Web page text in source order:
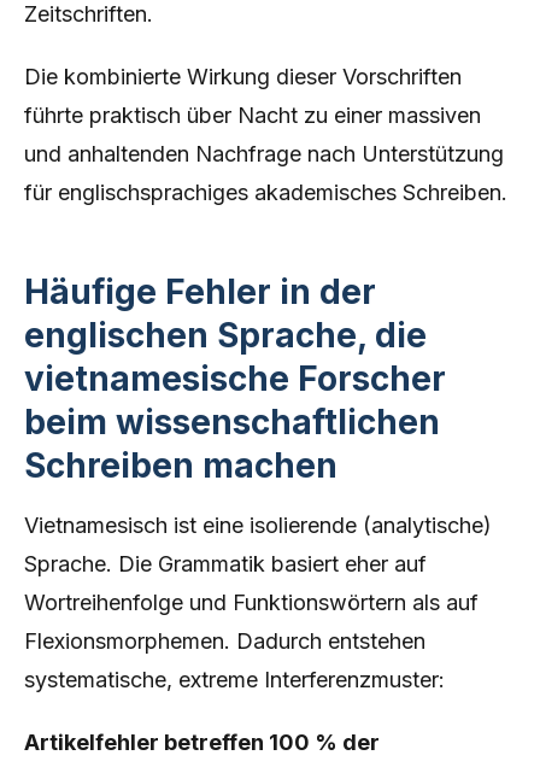
Zeitschriften.
Die kombinierte Wirkung dieser Vorschriften
führte praktisch über Nacht zu einer massiven
und anhaltenden Nachfrage nach Unterstützung
für englischsprachiges akademisches Schreiben.
Häufige Fehler in der
englischen Sprache, die
vietnamesische Forscher
beim wissenschaftlichen
Schreiben machen
Vietnamesisch ist eine isolierende (analytische)
Sprache. Die Grammatik basiert eher auf
Wortreihenfolge und Funktionswörtern als auf
Flexionsmorphemen. Dadurch entstehen
systematische, extreme Interferenzmuster:
Artikelfehler betreffen 100 % der